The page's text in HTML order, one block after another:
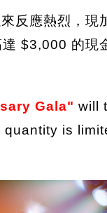
來反應熱烈，
$3,000 的現
Gala" will
is